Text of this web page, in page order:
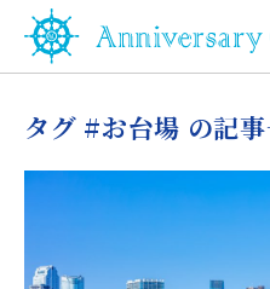
タグ #お台場 の記